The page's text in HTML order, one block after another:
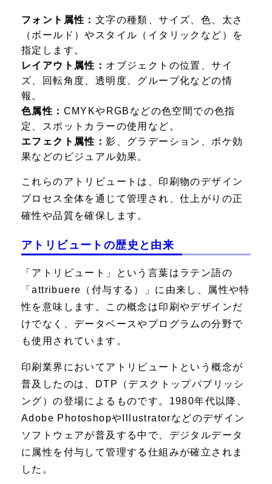
フォント属性： 文字の種類、サイズ、色、太さ
（ボールド）やスタイル（イタリックなど）を
指定します。
レイアウト属性： オブジェクトの位置、サイ
ズ、回転角度、透明度、グループ化などの情
報。
色属性： CMYKやRGBなどの色空間での色指
定、スポットカラーの使用など。
エフェクト属性：影、グラデーション、ボケ効
果などのビジュアル効果。
これらのアトリビュートは、印刷物のデザイン
プロセス全体を通じて管理され、仕上がりの正
確性や品質を確保します。
アトリビュートの歴史と由来
「アトリビュート」という言葉はラテン語の
「attribuere（付与する）」に由来し、属性や特
性を意味します。この概念は印刷やデザインだ
けでなく、データベースやプログラムの分野で
も使用されています。
印刷業界においてアトリビュートという概念が
普及したのは、DTP（デスクトップパブリッシ
ング）の登場によるものです。1980年代以降、
Adobe PhotoshopやIllustratorなどのデザイン
ソフトウェアが普及する中で、デジタルデータ
に属性を付与して管理する仕組みが確立されま
した。